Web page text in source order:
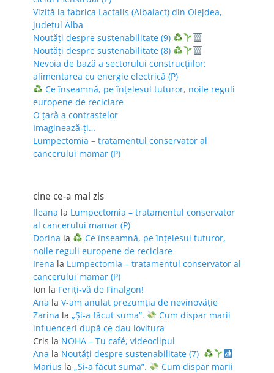
Vizită la fabrica Lactalis (Albalact) din Oiejdea,
județul Alba
Noutăți despre sustenabilitate (9)
Noutăți despre sustenabilitate (8)
Nevoia de bază a sectorului construcțiilor:
alimentarea cu energie electrică (P)
Ce înseamnă, pe înțelesul tuturor, noile reguli
europene de reciclare
O țară a contrastelor
Imaginează-ți…
Lumpectomia – tratamentul conservator al
cancerului mamar (P)
cine ce-a mai zis
Ileana la Lumpectomia – tratamentul conservator
al cancerului mamar (P)
Dorina la
Ce înseamnă, pe înțelesul tuturor,
noile reguli europene de reciclare
Irena la Lumpectomia – tratamentul conservator al
cancerului mamar (P)
Ion la Feriţi-vă de Finalgon!
Ana la V-am anulat prezumția de nevinovăție
Zarina la „Și-a făcut suma”.
Cum dispar marii
influenceri după ce dau lovitura
Cris la NOHA – Tu café, videoclipul
Ana la Noutăți despre sustenabilitate (7)
Marius la „Și-a făcut suma”.
Cum dispar marii